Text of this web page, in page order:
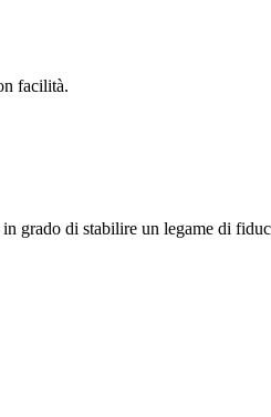
facilità.
grado di stabilire un legame di